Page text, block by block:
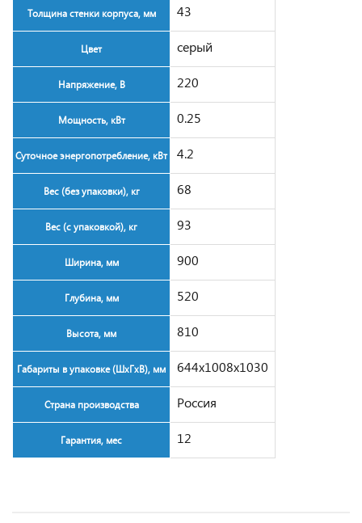
Толщина стенки корпуса, мм 43
Цвет серый
Напряжение, В 220
Мощность, кВт 0.25
Суточное энергопотребление, кВт 4.2
Вес (без упаковки), кг 68
Вес (с упаковкой), кг 93
Ширина, мм 900
Глубина, мм 520
Высота, мм 810
Габариты в упаковке (ШxГxВ), мм 644x1008x1030
Страна производства Россия
Гарантия, мес 12